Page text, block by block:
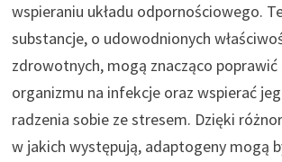
wspieraniu układu odpornościowego.
substancje, o udowodnionych
zdrowotnych, mogą znacząco
organizmu na infekcje oraz wspierać
radzenia sobie ze stresem. Dzięki
w jakich występują, adaptogeny mogą